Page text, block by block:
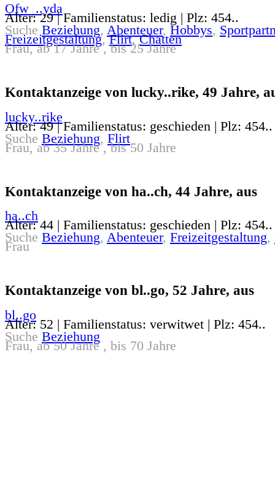
Ofw_..yda
Alter: 29 | Familienstatus: ledig | Plz: 454..
Suche Beziehung, Abenteuer, Hobbys,
Freizeitgestaltung,Flirt,Chatten
Frau, ab 17 Jahre , bis 25 Jahre
Kontaktanzeige von lucky..rike, 49 Jahre,
lucky..rike
Alter: 49 | Familienstatus: geschieden | Plz: 454..
Suche Beziehung, Flirt
Frau, ab 35 Jahre , bis 50 Jahre
Kontaktanzeige von ha..ch, 44 Jahre, aus
ha..ch
Alter: 44 | Familienstatus: geschieden | Plz: 454..
Suche Beziehung, Abenteuer, Freizeitgestaltung,
Frau
Kontaktanzeige von bl..go, 52 Jahre, aus
bl..go
Alter: 52 | Familienstatus: verwitwet | Plz: 454..
Suche Beziehung
Frau, ab 50 Jahre , bis 70 Jahre